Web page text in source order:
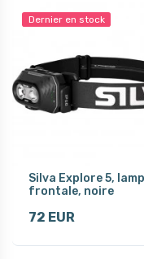
Dernier en stock
Silva Explore 5,
frontale, noire
72 EUR